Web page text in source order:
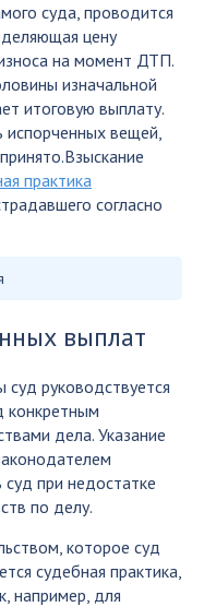
суда, проводится
цену
на момент ДТП.
изначальной
итоговую выплату.
испорченных вещей,
практика
согласно
выплат
руководствуется
конкретным
дела. Указание
при недостатке
по делу.
которое суд
судебная практика,
например, для